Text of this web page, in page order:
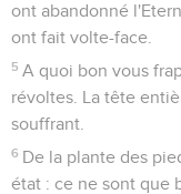
ont abandonné
ont fait volte-face.
5 A quoi bon vous
révoltes. La tête
souffrant.
6 De la plante des
état : ce ne sont que